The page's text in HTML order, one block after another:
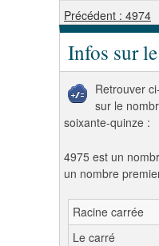
Précédent : 4974
Infos sur
Retrouver
sur le
soixante-quinze :
4975 est un
un nombre
Racine carrée
Le carré